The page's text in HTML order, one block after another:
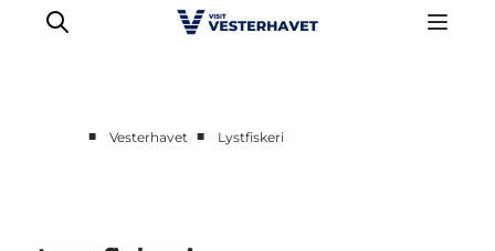
■ Vesterhavet ■ Lystfiskeri